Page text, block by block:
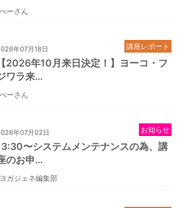
べーさん
年07月18日
【2026年10月来日決定！】ヨーコ・フ
ワラ来…
べーさん
講座レポート
年07月02日
〜システムメンテナンスの為、講
のお申…
ヨガジェネ編集部
お知らせ